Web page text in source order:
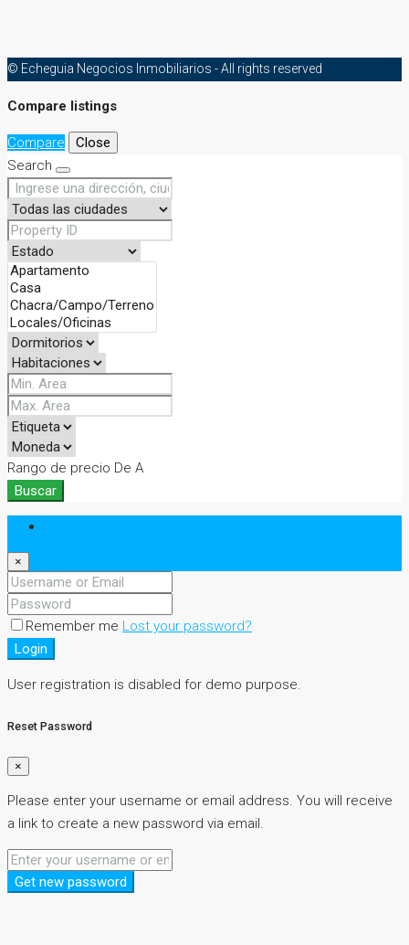
© Echeguia Negocios Inmobiliarios - All rights reserved
Compare listings
Compare
Close
Search
Rango de precio De A
Buscar
×
Remember me Lost your password?
Login
User registration is disabled for demo purpose.
Reset Password
×
Please enter your username or email address. You will receive
a link to create a new password via email.
Get new password